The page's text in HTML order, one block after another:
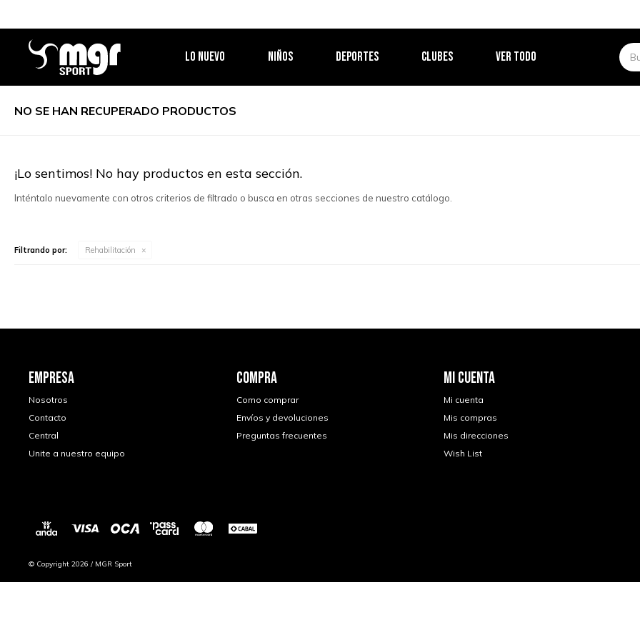
LO NUEVO NIÑOS DEPORTES CLUBES VER TODO
NO SE HAN RECUPERADO PRODUCTOS
¡Lo sentimos! No hay productos en esta sección.
Inténtalo nuevamente con otros criterios de filtrado o busca en otras secciones de nuestro catálogo.
Filtrando por: Rehabilitación
EMPRESA
Nosotros
Contacto
Central
Unite a nuestro equipo
COMPRA
Como comprar
Envíos y devoluciones
Preguntas frecuentes
MI CUENTA
Mi cuenta
Mis compras
Mis direcciones
Wish List
© Copyright 2026 / MGR Sport